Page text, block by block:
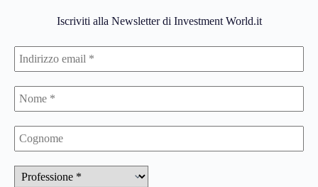
Iscriviti alla Newsletter di Investment World.it